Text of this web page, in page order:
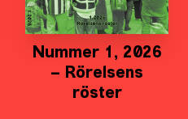
Nummer 1, 2026
– Rörelsens
röster